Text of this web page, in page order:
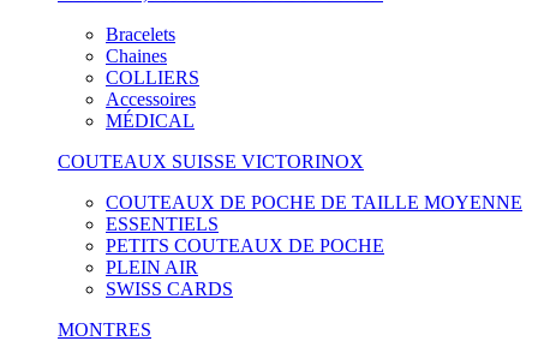
Bracelets
Chaines
COLLIERS
Accessoires
MÉDICAL
COUTEAUX SUISSE VICTORINOX
COUTEAUX DE POCHE DE TAILLE MOYENNE
ESSENTIELS
PETITS COUTEAUX DE POCHE
PLEIN AIR
SWISS CARDS
MONTRES